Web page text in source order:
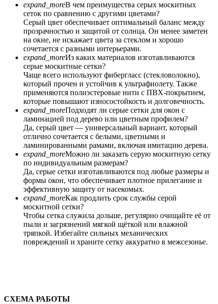
expand_moreВ чем преимущества серых москитных
сеток по сравнению с другими цветами?
Серый цвет обеспечивает оптимальный баланс между
прозрачностью и защитой от солнца. Он менее заметен
на окне, не искажает цвета за стеклом и хорошо
сочетается с разными интерьерами.
expand_moreИз каких материалов изготавливаются
серые москитные сетки?
Чаще всего используют фибергласс (стекловолокно),
который прочен и устойчив к ультрафиолету. Также
применяются полиэстеровые нити с ПВХ-покрытием,
которые повышают износостойкость и долговечность.
expand_moreПодходят ли серые сетки для окон с
ламинацией под дерево или цветным профилем?
Да, серый цвет — универсальный вариант, который
отлично сочетается с белыми, цветными и
ламинированными рамами, включая имитацию дерева.
expand_moreМожно ли заказать серую москитную сетку
по индивидуальным размерам?
Да, серые сетки изготавливаются под любые размеры и
формы окон, что обеспечивает плотное прилегание и
эффективную защиту от насекомых.
expand_moreКак продлить срок службы серой
москитной сетки?
Чтобы сетка служила дольше, регулярно очищайте её от
пыли и загрязнений мягкой щёткой или влажной
тряпкой. Избегайте сильных механических
повреждений и храните сетку аккуратно в межсезонье.
СХЕМА РАБОТЫ